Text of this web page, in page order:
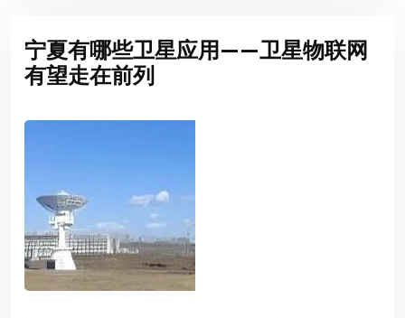
宁夏有哪些卫星应用——卫星物联网
有望走在前列